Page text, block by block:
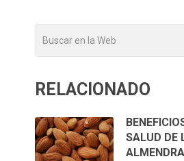
RELACIONADO
SALUD DE